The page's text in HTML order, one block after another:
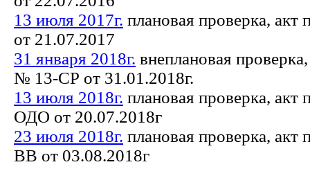
13 июля 2017г. плановая проверка,
от 21.07.2017
31 января 2018г. внеплановая
№ 13-СР от 31.01.2018г.
13 июля 2018г. плановая проверка,
ОДО от 20.07.2018г
23 июля 2018г. плановая проверка,
ВВ от 03.08.2018г